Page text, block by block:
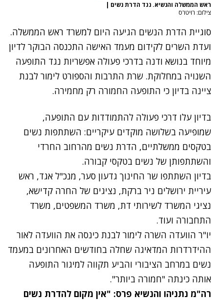
ראש הממשלה והנשיא. נגד הדרת נשים |
צילום: רויטרס
סוגיית הדרת הנשים הגיעה היום למשרד ראש הממשלה.
ועדת השרים לקידום מעמד האישה התכנסה הבוקר לדיון
מיוחד בנושא ודנה בדרכי פעולה אפשריות נגד התופעה
השנויה במחלוקת. שרת התרבות והספורט לימור לבנת
ציינה בדיון כי התופעה החמורה רק מחמירה.
בדיון עלו דרכי פעולה להתמודדות עם התופעה,
שמופיעה בשלושה מוקדים עיקריים: השתתפות נשים
בטקסים ממשלתיים, הדרת נשים מהרחוב החרדי
והשתתפותן של נשים בטקסי קבורה.
בדיון השתתפו שר החינוך גדעון סער, מנכ"ל אגד, ראש
עיריית ירושלים ניר ברקת, נציגים של החרה קדישא,
נציגי המשרד לשירותי דת, משרד המשפטים, משרד
התחבורה ועוד.
יו"ר הוועדה השרה לימור לבנת כינסה את הוועדה לאור
ההידרדרות המדאיגה שחלה בחודשים האחרונים במעמד
נשים במרחב הציבורי והביע תקווה למיגור התופעה
אותה כינתה "חמורה ביותר".
רה"מ נתניהו והנשיא פרס: "אין מקום להדרת נשים